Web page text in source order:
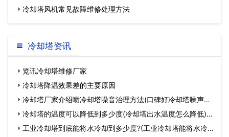
冷却塔风机常见故障维修处理方法
冷却塔资讯
览讯冷却塔维修厂家
冷却塔降温效果差的主要原因
冷却塔厂家介绍喷冷却塔噪音治理方法(口碑好冷却塔噪声治
理…冷却塔的温度可以降低到多少度(冷却塔出水温度怎么降低)…
工业冷却塔到底能将水冷却到多少度?(工业冷却塔能将水冷